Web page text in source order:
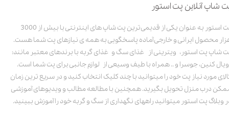
شاپ آنلاین پت استور
پت استور به عنوان یکی از قدیمی‌ترین پت شاپ های اینترنتی با بیش از 3000
محصول ایرانی و خارجی آماده پاسخگویی به همه ی نیازهای پت شما هست.
شاپ پت استور، ویترینی از غذای سگ و غذای گربه با برندهای معتبر مانند:
کنین، جوسرا و .. همراه با طیف وسیعی از لوازم جانبی برای پت شما است.
مورد نیاز پت خود را میتوانید با چند کلیک انتخاب کنید و در سریع ترین زمان
درب منزل تحویل بگیرید. همچنین با مطالعه مطالب و ویدیوهای آموزشی
وبلاگ پت استور میتوانید راههای نگهداری از سگ و گربه خود را آموزش ببینید.